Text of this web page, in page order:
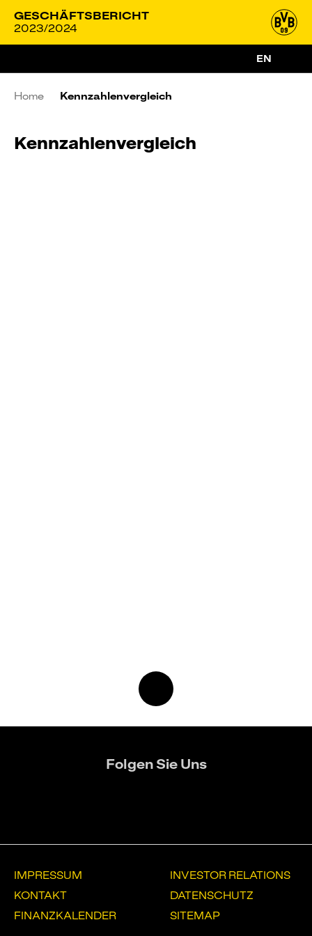
GESCHÄFTSBERICHT
2023/2024
EN
Home Kennzahlenvergleich
Kennzahlenvergleich
Zum
Seitenanfang
Folgen Sie Uns
IMPRESSUM
KONTAKT
FINANZKALENDER
INVESTOR RELATIONS
DATENSCHUTZ
SITEMAP